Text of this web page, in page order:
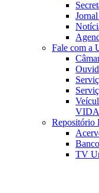
Fale com a
Repositório
TV